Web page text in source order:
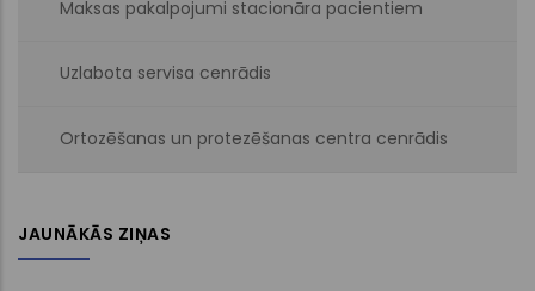
Maksas pakalpojumi stacionāra pacientiem
Uzlabota servisa cenrādis
Ortozēšanas un protezēšanas centra cenrādis
JAUNĀKĀS ZIŅAS